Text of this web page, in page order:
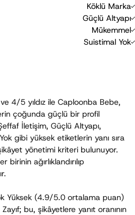
Köklü Marka
0 20
Güçlü Altyapı
0 20
Mükemmel
0
Suistimal Yok
0
4/5 yıldız ile Caploonba Bebe,
çoğunda güçlü bir profil
İletişim, Güçlü Altyapı
yönetimi kriteri bulunuyor.
ağırlıklandırılıp
Yüksek (4.9/5.0 ortalama puan)
Zayıf; bu, şikâyetlere yanıt oranının